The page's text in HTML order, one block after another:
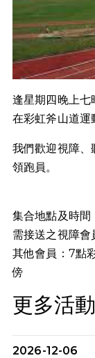
逢星期四晚上七
在彩虹斧山道運
我們歡迎視障、
領跑員。
集合地點及時間
需接送之視障會
其他會員：7點
傍
更多活動
2026-12-06